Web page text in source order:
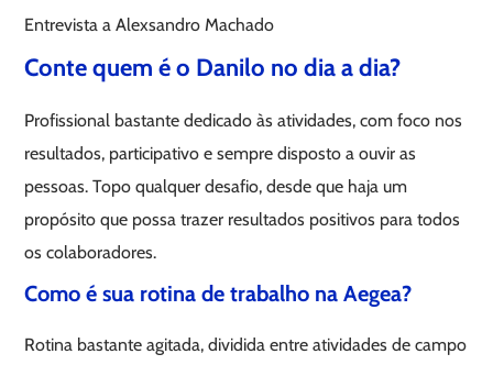
Entrevista a Alexsandro Machado
Conte quem é o Danilo no dia a dia?
Profissional bastante dedicado às atividades, com foco nos
resultados, participativo e sempre disposto a ouvir as
pessoas. Topo qualquer desafio, desde que haja um
propósito que possa trazer resultados positivos para todos
os colaboradores.
Como é sua rotina de trabalho na Aegea?
Rotina bastante agitada, dividida entre atividades de campo